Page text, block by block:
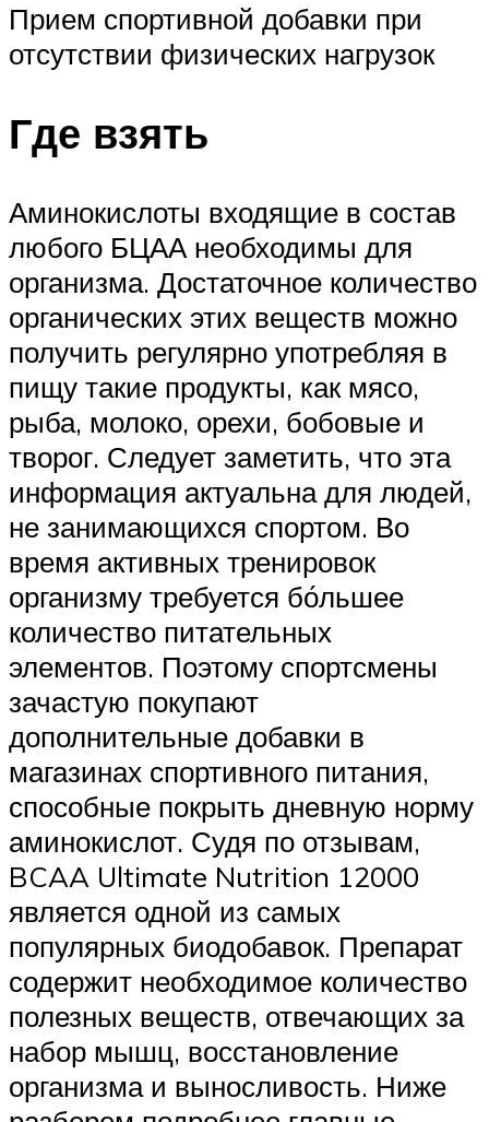
Прием спортивной добавки при
отсутствии физических нагрузок
Где взять
Аминокислоты входящие в состав
любого БЦАА необходимы для
организма. Достаточное количество
органических этих веществ можно
получить регулярно употребляя в
пищу такие продукты, как мясо,
рыба, молоко, орехи, бобовые и
творог. Следует заметить, что эта
информация актуальна для людей,
не занимающихся спортом. Во
время активных тренировок
организму требуется бо́льшее
количество питательных
элементов. Поэтому спортсмены
зачастую покупают
дополнительные добавки в
магазинах спортивного питания,
способные покрыть дневную норму
аминокислот. Судя по отзывам,
BCAA Ultimate Nutrition 12000
является одной из самых
популярных биодобавок. Препарат
содержит необходимое количество
полезных веществ, отвечающих за
набор мышц, восстановление
организма и выносливость. Ниже